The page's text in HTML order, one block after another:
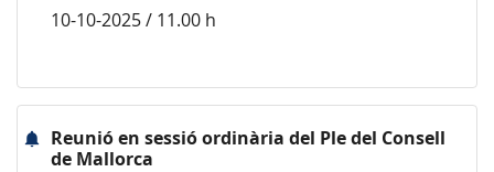
10-10-2025 / 11.00 h
Reunió en sessió ordinària del Ple del Consell
de Mallorca